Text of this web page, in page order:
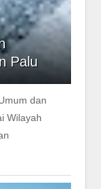
Palu
dan
Wilayah